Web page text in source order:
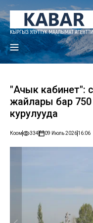
"Ачык кабинет":
жайлары бар 750
курулууда
Коом 334 09 Июль 202616:06